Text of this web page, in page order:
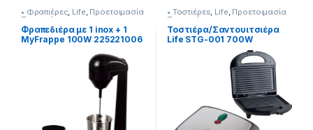
• Φραπιέρες, Life, Προετοιμασία
Πρωινού
Φραπεδιέρα με 1 inox + 1
MyFrappe 100W 225221006
• Τοστιέρεs, Life, Προετοιμασία
Πρωινού
Τοστιέρα/Σαντουιτσιέρα
Life STG-001 700W